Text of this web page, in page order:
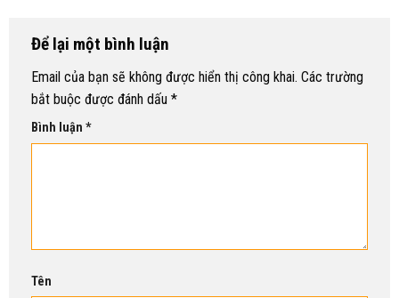
Để lại một bình luận
Email của bạn sẽ không được hiển thị công khai. Các trường
bắt buộc được đánh dấu *
Bình luận *
Tên